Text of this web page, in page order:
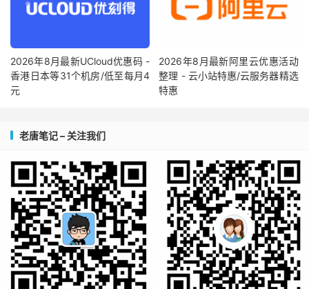
2026年8月最新UCloud优惠码 -
香港日本等31个机房/低至每月4
元
2026年8月最新阿里云优惠活动
整理 - 云小站特惠/云服务器精选
特惠
老唐笔记 – 关注我们